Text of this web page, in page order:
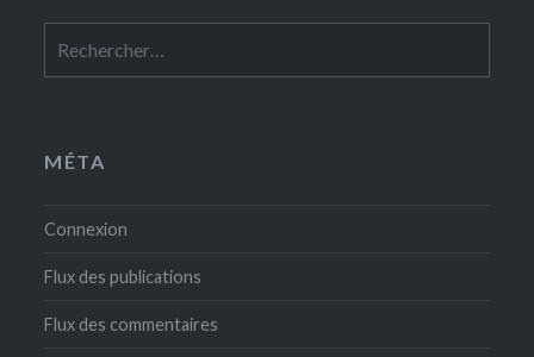
MÉTA
Connexion
Flux des publications
Flux des commentaires